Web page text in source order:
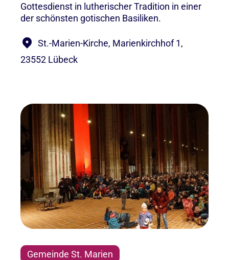
Gottesdienst in lutherischer Tradition in einer
der schönsten gotischen Basiliken.
St.-Marien-Kirche, Marienkirchhof 1,
23552 Lübeck
Gemeinde St. Marien